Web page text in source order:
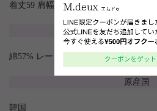
着丈59 肩幅26.5 バスト74 裾巾39
素材
綿57% レーヨン38% ポリウレタン5%
原産国
韓国